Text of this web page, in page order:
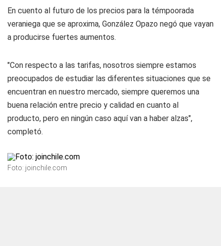
En cuento al futuro de los precios para la témpoorada
veraniega que se aproxima, González Opazo negó que vayan
a producirse fuertes aumentos.
"Con respecto a las tarifas, nosotros siempre estamos
preocupados de estudiar las diferentes situaciones que se
encuentran en nuestro mercado, siempre queremos una
buena relación entre precio y calidad en cuanto al
producto, pero en ningún caso aquí van a haber alzas",
completó.
Foto: joinchile.com